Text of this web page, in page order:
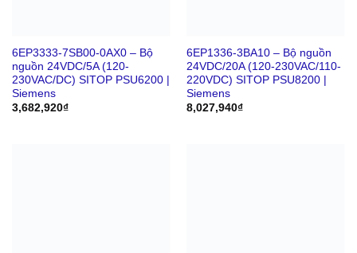
6EP3333-7SB00-0AX0 – Bộ
nguồn 24VDC/5A (120-
230VAC/DC) SITOP PSU6200 |
Siemens
3,682,920₫
6EP1336-3BA10 – Bộ nguồn
24VDC/20A (120-230VAC/110-
220VDC) SITOP PSU8200 |
Siemens
8,027,940₫